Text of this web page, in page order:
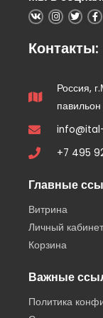
Контакты:
Россия,
павильон
+7 495
Главные
Витрина
Личный кабинет
Корзина
Важные
Политика